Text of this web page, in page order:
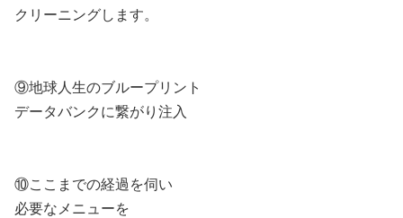
クリーニングします。
⑨地球人生のブループリント
データバンクに繋がり注入
⑩ここまでの経過を伺い
必要なメニューを